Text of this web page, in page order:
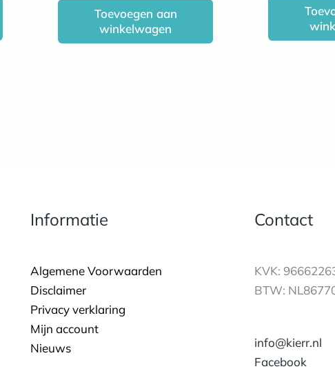
Toevoegen aan
winkelwagen
Informatie
Algemene Voorwaarden
Disclaimer
Privacy verklaring
Mijn account
Nieuws
Contact
KVK:
BTW:
info@kierr.nl
Facebook